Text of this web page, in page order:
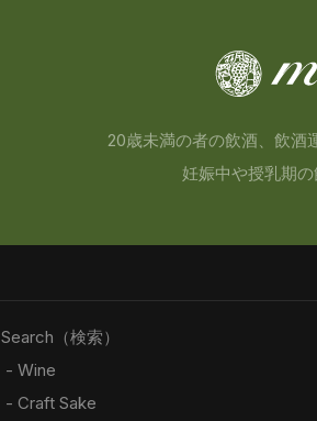
20歳未満の者の飲酒、飲酒
妊娠中や授乳期の
Search（検索）
- Wine
- Craft Sake